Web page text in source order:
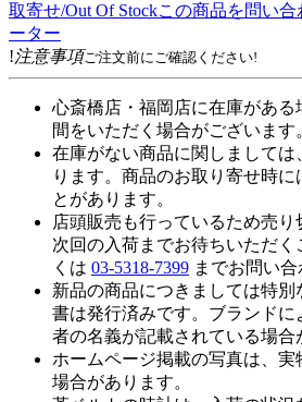
取寄せ/Out Of Stockこの商品を問い合
ーター
!注意事項ご注文前にご確認ください!
心斎橋店・福岡店に在庫があ
間をいただく場合がございます
在庫がない商品に関しましては
ります。商品のお取り寄せ時に
とがあります。
店頭販売も行っているため売り
次回の入荷までお待ちいただく
くは 03-5318-7399 までお問い合
新品の商品につきましては特
書は発行済みです。ブランド
者の名義が記載されている場合
ホームページ掲載の写真は、実
場合があります。